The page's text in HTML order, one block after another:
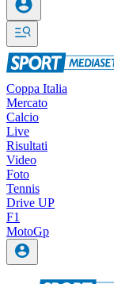
Coppa Italia
Mercato
Calcio
Live
Risultati
Video
Foto
Tennis
Drive UP
F1
MotoGp